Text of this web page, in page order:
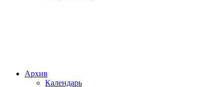
Архив
Календарь